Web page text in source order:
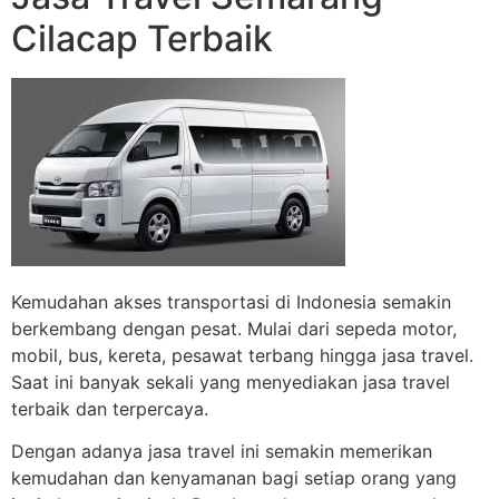
Cilacap Terbaik
Kemudahan akses transportasi di Indonesia semakin
berkembang dengan pesat. Mulai dari sepeda motor,
mobil, bus, kereta, pesawat terbang hingga jasa travel.
Saat ini banyak sekali yang menyediakan jasa travel
terbaik dan terpercaya.
Dengan adanya jasa travel ini semakin memerikan
kemudahan dan kenyamanan bagi setiap orang yang